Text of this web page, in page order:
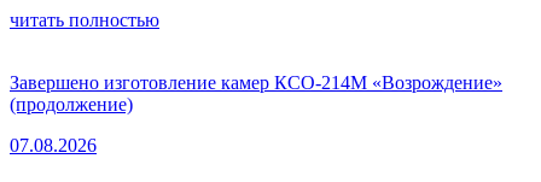
читать полностью
Завершено изготовление камер КСО-214М «Возрождение»
(продолжение)
07.08.2026